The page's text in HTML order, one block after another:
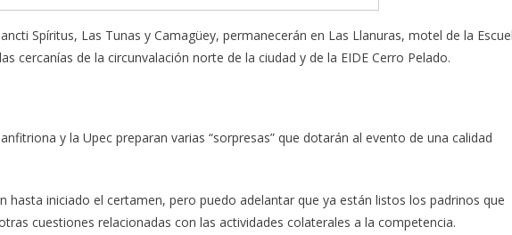
Spíritus, Las Tunas y Camagüey, permanecerán en Las Llanuras, motel de la
cercanías de la circunvalación norte de la ciudad y de la EIDE Cerro Pelado.
y la Upec preparan varias “sorpresas” que dotarán al evento de una calidad
hasta iniciado el certamen, pero puedo adelantar que ya están listos los padrinos que
cuestiones relacionadas con las actividades colaterales a la competencia.